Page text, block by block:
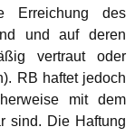
Erreichung des
und auf deren
vertraut oder
RB haftet jedoch
mit dem
sind. Die Haftung